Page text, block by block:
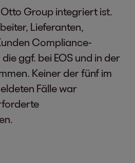
Group integriert ist.
Lieferanten,
Compliance-
ggf. bei EOS und in der
Keiner der fünf im
Fälle war